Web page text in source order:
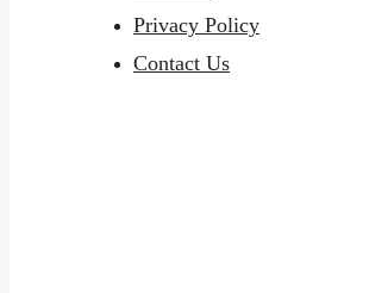
Privacy Policy
Contact Us